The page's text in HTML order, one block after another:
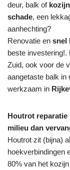
deur, balk of
schade, een
aanhechting?
Renovatie en snel
beste
Zuid, ook voor de
aangetaste balk in
werkzaam in
Houtrot reparatie
milieu dan
Houtrot zit (bijna)
hoekverbindingen
80% van het